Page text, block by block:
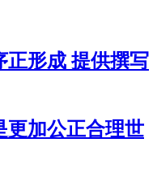
正形成 提供撰写
更加公正合理世